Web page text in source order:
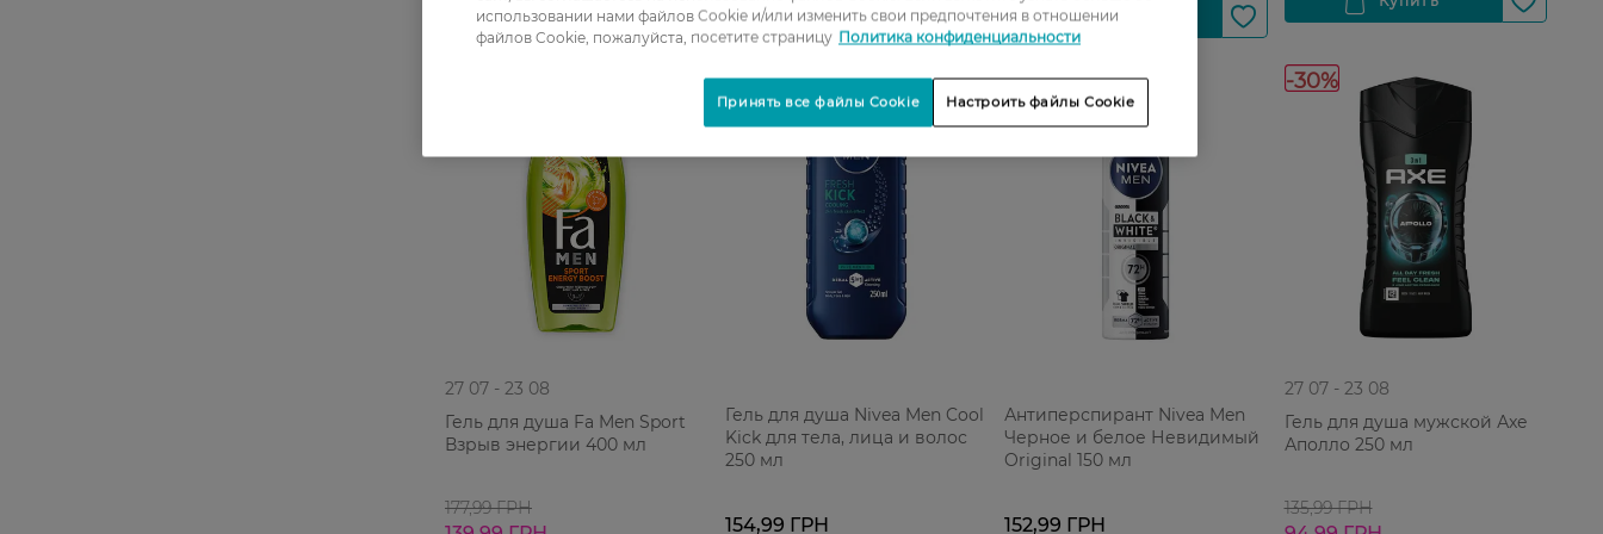
27 07 - 23 08
Гель для душа Fa Men Sport
Взрыв энергии 400 мл
177,99 ГРН
Гель для душа Nivea Men Cool
Kick для тела, лица и волос
250 мл
154,99 ГРН
Антиперспирант Nivea Men
Черное и белое Невидимый
Original 150 мл
152,99 ГРН
-30%
27 07 - 23 08
Гель для душа мужской Аxe
Аполло 250 мл
135,99 ГРН
использовании нами файлов Cookie и/или изменить свои предпочтения в отношении
файлов Cookie, пожалуйста, посетите страницу Политика конфиденциальности
Настроить файлы Cookie
Принять все файлы Cookie